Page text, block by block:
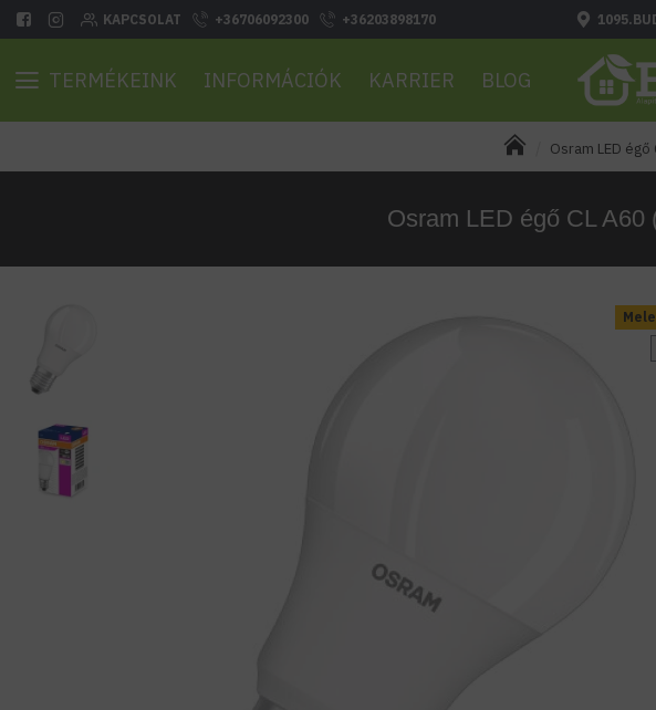
KAPCSOLAT +36706092300 +36203898170
TERMÉKEINK INFORMÁCIÓK KARRIER BLOG
Osram LED
Osram LED égő CL